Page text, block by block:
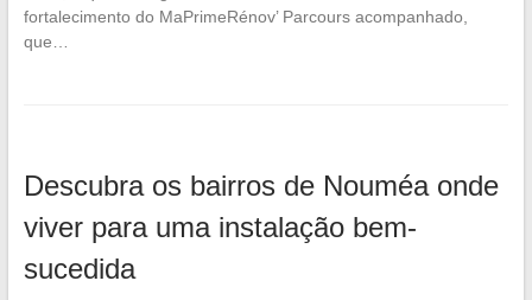
fortalecimento do MaPrimeRénov’ Parcours acompanhado,
que…
Descubra os bairros de Nouméa onde
viver para uma instalação bem-
sucedida